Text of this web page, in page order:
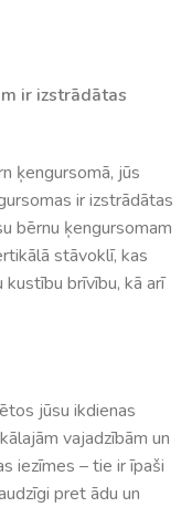
ir izstrādātas
ķengursomā, jūs
ir izstrādātas
bērnu ķengursomam
stāvoklī, kas
kustību brīvību, kā arī
jūsu ikdienas
vajadzībām un
iezīmes – tie ir īpaši
pret ādu un